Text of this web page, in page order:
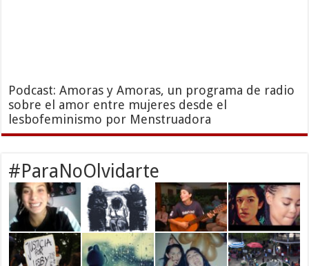
Podcast: Amoras y Amoras, un programa de radio
sobre el amor entre mujeres desde el
lesbofeminismo por Menstruadora
#ParaNoOlvidarte